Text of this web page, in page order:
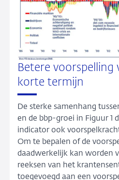
Betere
korte termijn
De sterke samenhang
en de bbp-groei in Figuur 1
indicator ook
Om te bepalen of de
daadwerkelijk kan worden
reeksen van het
toegevoegd aan een